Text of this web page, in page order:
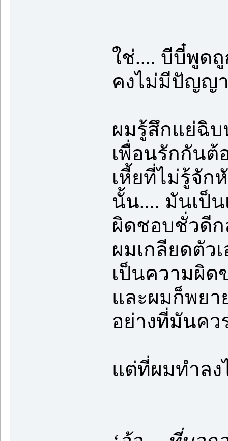
ใช่.... บีบี๋พูด
คงไม่มีปัญญ
ผมรู้สึกแย่ฉิบ
เพื่อนรักกันต้
เหี้ยที่ไม่รู้จัก
นั้น.... มันเป็
ผิดชอบชั่วดีก
ผมเกลียดตัว
เป็นความผิด
และผมก็พยา
อย่างที่มันคว
แต่ที่ผมทำลง